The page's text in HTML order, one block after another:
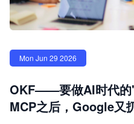
Mon Jun 29 2026
OKF——要做AI时代
MCP之后，Google又